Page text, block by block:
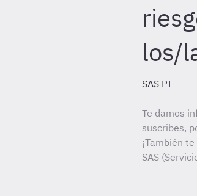
los/
SAS PI
Te damos
suscribes,
¡También
SAS